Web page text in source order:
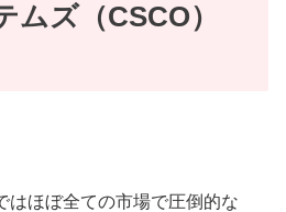
ムズ（CSCO）
はほぼ全ての市場で圧倒的な